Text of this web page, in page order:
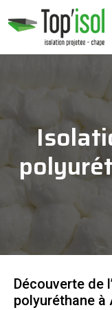
Découverte de
polyuréthane à